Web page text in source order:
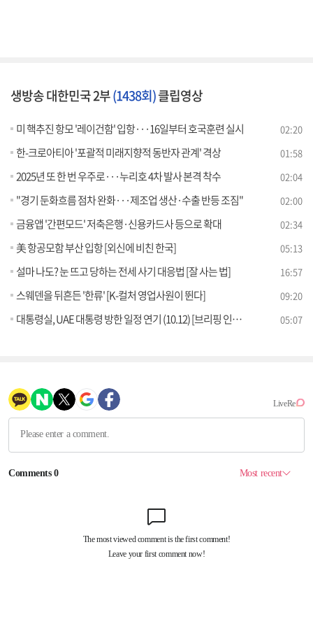
생방송 대한민국 2부(1438회)클립영상
미 핵추진 항모 '레이건함' 입항···16일부터 호국훈련 실시 02:20
한-크로아티아 '포괄적 미래지향적 동반자 관계' 격상 01:58
2025년 또 한 번 우주로···누리호 4차 발사 본격 착수 02:04
"경기 둔화흐름 점차 완화···제조업 생산·수출 반등 조짐" 02:00
금융앱 '간편모드' 저축은행·신용카드사 등으로 확대 02:34
美 항공모함 부산 입항 [외신에 비친 한국] 05:13
설마 나도? 눈 뜨고 당하는 전세 사기 대응법 [잘 사는 법] 16:57
스웨덴을 뒤흔든 '한류' [K-컬처 영업사원이 뛴다] 09:20
대통령실, UAE 대통령 방한 일정 연기 (10.12) [브리핑 인사이트] 05:07